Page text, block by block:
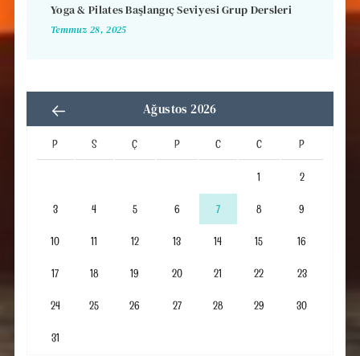
Yoga & Pilates Başlangıç Seviyesi Grup Dersleri
Temmuz 28, 2025
Ağustos 2026
P S Ç P C C P
1 2
3 4 5 6 7 8 9
10 11 12 13 14 15 16
17 18 19 20 21 22 23
24 25 26 27 28 29 30
31